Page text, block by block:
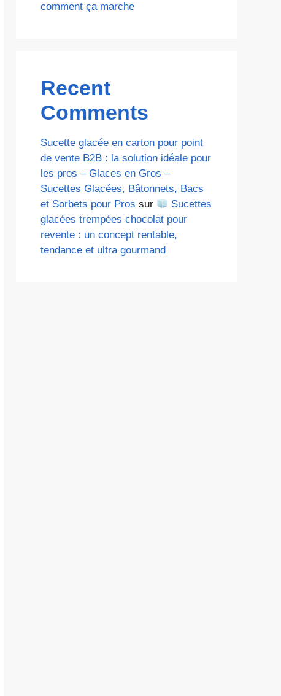
comment ça marche
Recent
Comments
Sucette glacée en carton pour point
de vente B2B : la solution idéale pour
les pros – Glaces en Gros –
Sucettes Glacées, Bâtonnets, Bacs
et Sorbets pour Pros sur
Sucettes
glacées trempées chocolat pour
revente : un concept rentable,
tendance et ultra gourmand